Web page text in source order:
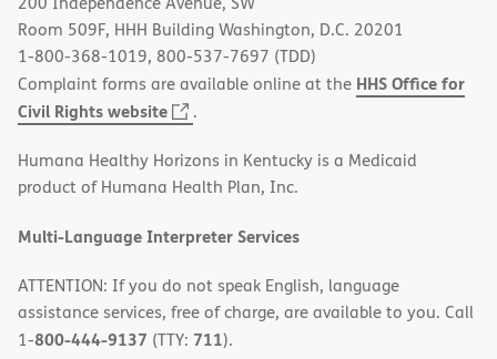
Room 509F, HHH Building Washington, D.C. 20201
1-800-368-1019, 800-537-7697 (TDD)
Complaint forms are available online at the HHS Office for
Civil Rights website
(opens
new
window)
.
Humana Healthy Horizons in Kentucky is a Medicaid
product of Humana Health Plan, Inc.
Multi-Language Interpreter Services
ATTENTION: If you do not speak English, language
assistance services, free of charge, are available to you. Call
1-800-444-9137 (TTY: 711).